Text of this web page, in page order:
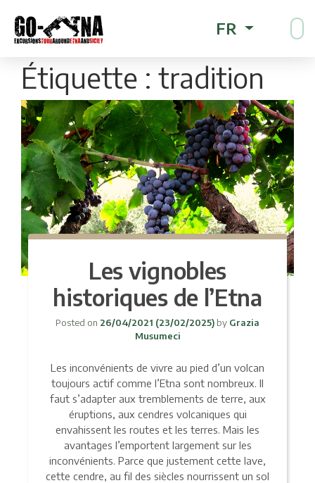
FR
Étiquette : tradition
Les vignobles
historiques de l’Etna
Posted on 26/04/2021 (23/02/2025) by Grazia
Musumeci
Les inconvénients de vivre au pied d’un volcan
toujours actif comme l’Etna sont nombreux. Il
faut s’adapter aux tremblements de terre, aux
éruptions, aux cendres volcaniques qui
envahissent les routes et les terres. Mais les
avantages l’emportent largement sur les
inconvénients. Parce que justement cette lave,
cette cendre, au fil des siècles nourrissent un sol